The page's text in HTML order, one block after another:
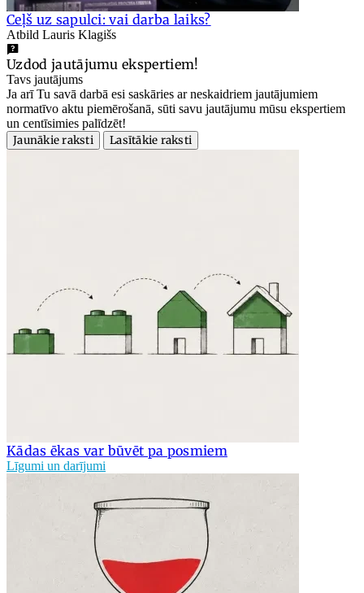
Ceļš uz sapulci: vai darba laiks?
Atbild Lauris Klagišs
Uzdod jautājumu ekspertiem!
Tavs jautājums
Ja arī Tu savā darbā esi saskāries ar neskaidriem jautājumiem
normatīvo aktu piemērošanā, sūti savu jautājumu mūsu ekspertiem
un centīsimies palīdzēt!
Jaunākie raksti
Lasītākie raksti
Kādas ēkas var būvēt pa posmiem
Līgumi un darījumi